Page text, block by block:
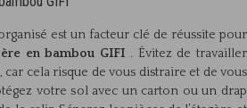
est un facteur clé de réussite pour
en bambou GIFI . Évitez de travailler
cela risque de vous distraire et de vous
votre sol avec un carton ou un drap